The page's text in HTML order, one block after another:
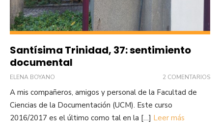
Santísima Trinidad, 37: sentimiento
documental
ELENA BOYANO 2 COMENTARIOS
A mis compañeros, amigos y personal de la Facultad de
Ciencias de la Documentación (UCM). Este curso
2016/2017 es el último como tal en la […] Leer más